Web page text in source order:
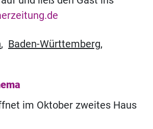
, Baden-Württemberg,
im Oktober zweites Haus